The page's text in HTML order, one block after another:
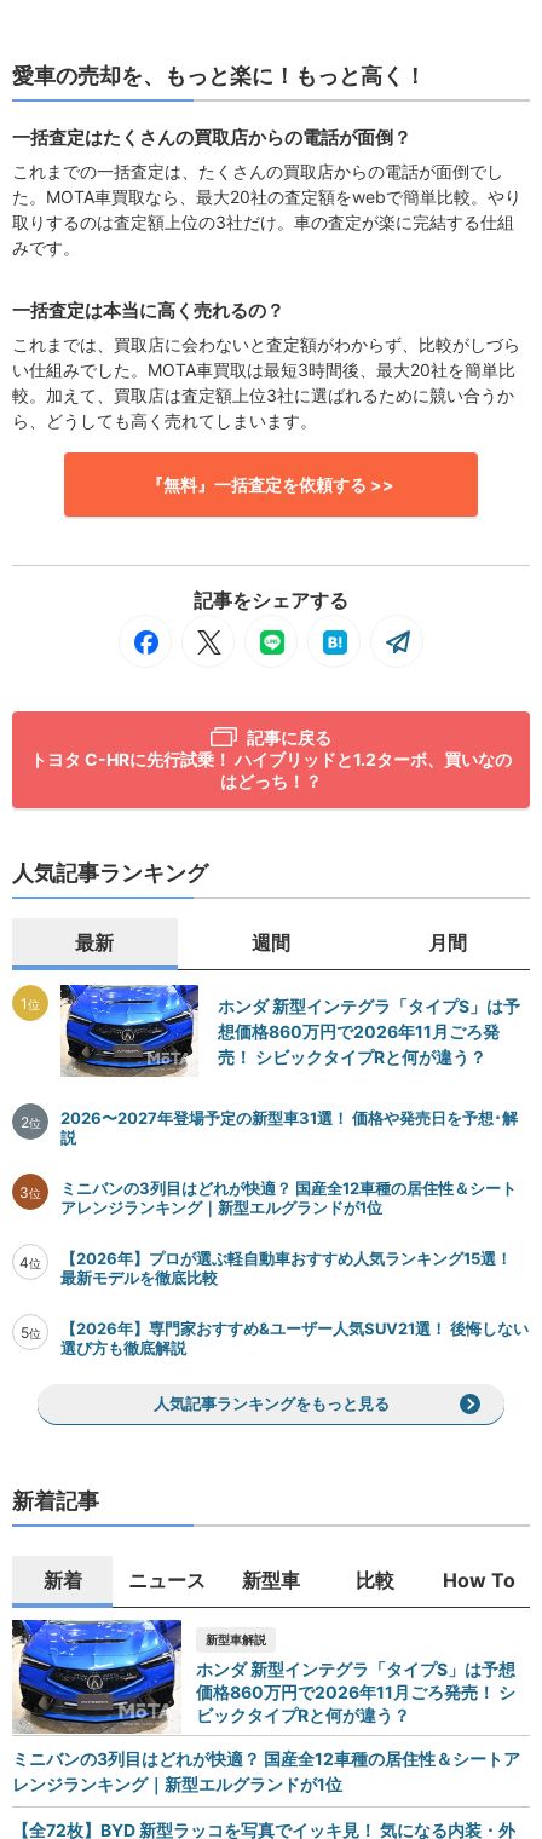
愛車の売却を、もっと楽に！もっと高く！
一括査定はたくさんの買取店からの電話が面倒？
これまでの一括査定は、たくさんの買取店からの電話が面倒でし
た。MOTA車買取なら、最大20社の査定額をwebで簡単比較。やり
取りするのは査定額上位の3社だけ。車の査定が楽に完結する仕組
みです。
一括査定は本当に高く売れるの？
これまでは、買取店に会わないと査定額がわからず、比較がしづら
い仕組みでした。MOTA車買取は最短3時間後、最大20社を簡単比
較。加えて、買取店は査定額上位3社に選ばれるために競い合うか
ら、どうしても高く売れてしまいます。
『無料』一括査定を依頼する >>
記事をシェアする
記事に戻る
トヨタ C-HRに先行試乗！ ハイブリッドと1.2ターボ、買いなの
はどっち！？
人気記事ランキング
最新 週間 月間
1位
ホンダ 新型インテグラ「タイプS」は予
想価格860万円で2026年11月ごろ発
売！ シビックタイプRと何が違う？
2位
2026〜2027年登場予定の新型車31選！ 価格や発売日を予想･解
説
3位
ミニバンの3列目はどれが快適？ 国産全12車種の居住性＆シート
アレンジランキング｜新型エルグランドが1位
4位
【2026年】プロが選ぶ軽自動車おすすめ人気ランキング15選！
最新モデルを徹底比較
5位
【2026年】専門家おすすめ&ユーザー人気SUV21選！ 後悔しない
選び方も徹底解説
人気記事ランキングをもっと見る
新着記事
新着 ニュース 新型車 比較 How To
新型車解説
ホンダ 新型インテグラ「タイプS」は予想
価格860万円で2026年11月ごろ発売！ シ
ビックタイプRと何が違う？
ミニバンの3列目はどれが快適？ 国産全12車種の居住性＆シートア
レンジランキング｜新型エルグランドが1位
【全72枚】BYD 新型ラッコを写真でイッキ見！ 気になる内装・外